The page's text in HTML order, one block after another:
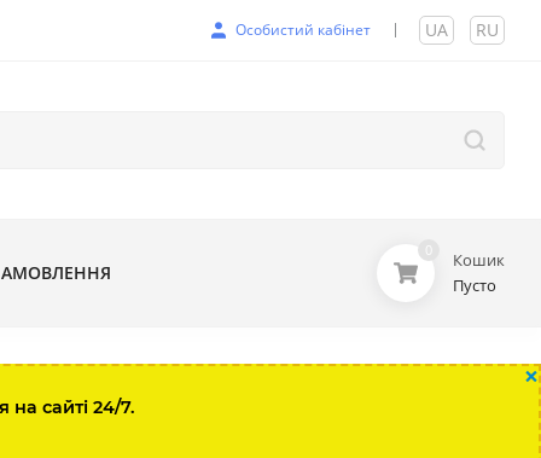
Особистий кабінет UA RU
0
Кошик
Пусто
×
сайті 24/7.